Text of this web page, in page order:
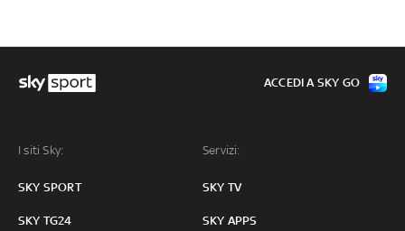
I siti Sky:
SKY SPORT
SKY TG24
Servizi:
SKY TV
SKY APPS
ACCEDI A SKY GO